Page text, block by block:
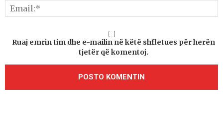
Ruaj emrin tim dhe e-mailin në këtë shfletues për herën
tjetër që komentoj.